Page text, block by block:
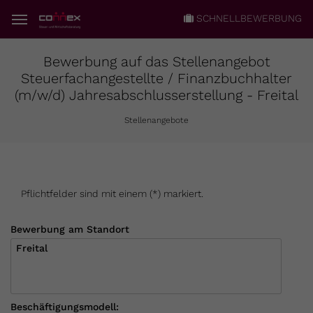
SCHNELLBEWERBUNG
Bewerbung auf das Stellenangebot
Steuerfachangestellte / Finanzbuchhalter
(m/w/d) Jahresabschlusserstellung - Freital
Stellenangebote
Pflichtfelder sind mit einem (*) markiert.
Bewerbung am Standort
Beschäftigungsmodell: